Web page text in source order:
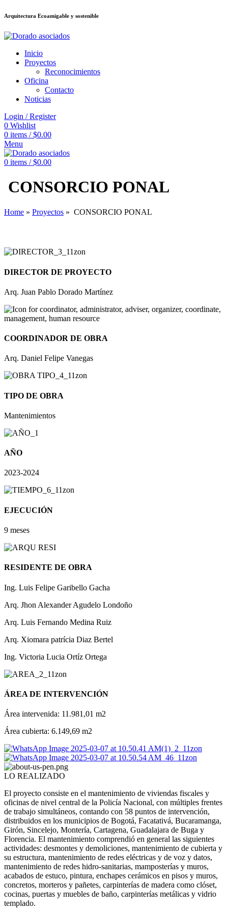
อตdeneme bonusu veren siteler
Arquitectura Ecoamigable y sostenible
Inicio
Proyectos
Reconocimientos
Oficina
Contacto
Noticias
Login / Register
0 Wishlist
0 items / $0.00
Menu
0 items / $0.00
CONSORCIO PONAL
Home » Proyectos » CONSORCIO PONAL
DIRECTOR DE PROYECTO
Arq. Juan Pablo Dorado Martínez​
COORDINADOR DE OBRA
Arq. Daniel Felipe Vanegas
TIPO DE OBRA
Mantenimientos
AÑO
2023-2024
EJECUCIÓN
9 meses
RESIDENTE DE OBRA
Ing. Luis Felipe Garibello Gacha
Arq. Jhon Alexander Agudelo Londoño
Arq. Luis Fernando Medina Ruiz
Arq. Xiomara patrícia Diaz Bertel
Ing. Victoria Lucia Ortíz Ortega
ÁREA DE INTERVENCIÓN
Área intervenida: 11.981,01 m2
Área cubierta: 6.149,69 m2
LO REALIZADO
El proyecto consiste en el mantenimiento de viviendas fiscales y
oficinas de nivel central de la Policía Nacional, con múltiples frentes
de trabajo simultáneos, contando con 58 puntos de intervención,
distribuidos en los municipios de Bogotá, Facatativá, Bucaramanga,
Girón, Sincelejo, Montería, Cartagena, Guadalajara de Buga y
Florencia. El mantenimiento comprendió en general las siguientes
actividades: desmontes y demoliciones, mantenimiento de cubierta y
su estructura, mantenimiento de redes eléctricas y de voz y datos,
mantenimiento de redes hidro-sanitarias, mamposterías y muros,
acabados de estuco, pintura, enchapes cerámicos en pisos y muros,
concretos, morteros y pañetes, carpinterías de madera como clóset,
cocinas, puertas y muebles de baño, carpinterías metálicas y vidrio
templado.